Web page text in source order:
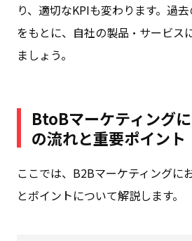
り、適切なKPIも変わります。過
をもとに、自社の製品・サービス
ましょう。
BtoBマーケティング
の流れと重要ポイント
ここでは、B2Bマーケティングに
とポイントについて解説します。